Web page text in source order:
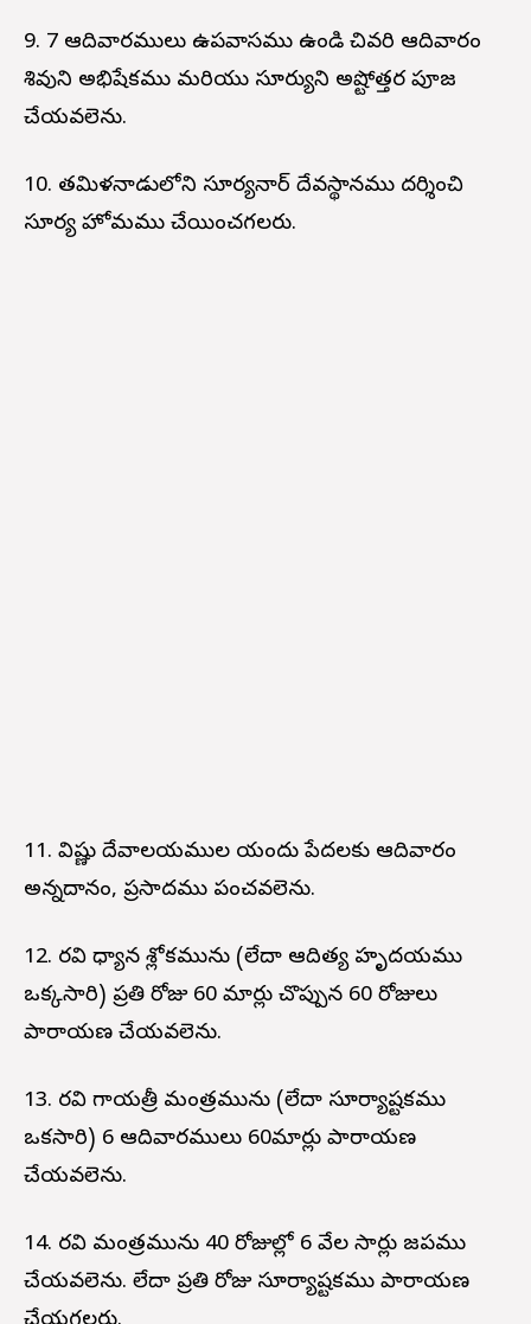
9. 7 ఆదివారములు ఉపవాసము ఉండి చివరి ఆదివారం
శివుని అభిషేకము మరియు సూర్యుని అష్టోత్తర పూజ
చేయవలెను.
10. తమిళనాడులోని సూర్యనార్ దేవస్థానము దర్శించి
సూర్య హోమము చేయించగలరు.
11. విష్ణు దేవాలయముల యందు పేదలకు ఆదివారం
అన్నదానం, ప్రసాదము పంచవలెను.
12. రవి ధ్యాన శ్లోకమును (లేదా ఆదిత్య హృదయము
ఒక్కసారి) ప్రతి రోజు 60 మార్లు చొప్పున 60 రోజులు
పారాయణ చేయవలెను.
13. రవి గాయత్రీ మంత్రమును (లేదా సూర్యాష్టకము
ఒకసారి) 6 ఆదివారములు 60మార్లు పారాయణ
చేయవలెను.
14. రవి మంత్రమును 40 రోజుల్లో 6 వేల సార్లు జపము
చేయవలెను. లేదా ప్రతి రోజు సూర్యాష్టకము పారాయణ